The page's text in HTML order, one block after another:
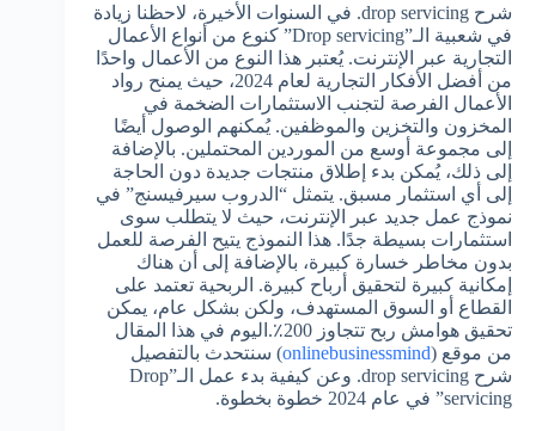
شرح drop servicing. في السنوات الأخيرة، لاحظنا زيادة
في شعبية الـ”Drop servicing” كنوع من أنواع الأعمال
التجارية عبر الإنترنت. يُعتبر هذا النوع من الأعمال واحدًا
من أفضل الأفكار التجارية لعام 2024، حيث يمنح رواد
الأعمال الفرصة لتجنب الاستثمارات الضخمة في
المخزون والتخزين والموظفين. يُمكنهم الوصول أيضًا
إلى مجموعة أوسع من الموردين المحتملين. بالإضافة
إلى ذلك، يُمكن بدء إطلاق منتجات جديدة دون الحاجة
إلى أي استثمار مسبق. يتمثل “الدروب سيرفيسنج” في
نموذج عمل جديد عبر الإنترنت، حيث لا يتطلب سوى
استثمارات بسيطة جدًا. هذا النموذج يتيح الفرصة للعمل
بدون مخاطر خسارة كبيرة، بالإضافة إلى أن هناك
إمكانية كبيرة لتحقيق أرباح كبيرة. الربحية تعتمد على
القطاع أو السوق المستهدف، ولكن بشكل عام، يمكن
تحقيق هوامش ربح تتجاوز 200٪.اليوم في هذا المقال
من موقع (onlinebusinessmind) سنتحدث بالتفصيل
شرح drop servicing. وعن كيفية بدء عمل الـ”Drop
servicing” في عام 2024 خطوة بخطوة.